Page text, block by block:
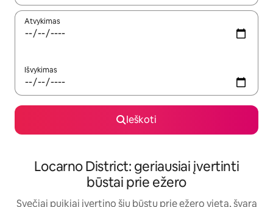
Atvykimas
Išvykimas
Ieškoti
Locarno District: geriausiai įvertinti
būstai prie ežero
Svečiai puikiai įvertino šių būstų prie ežero vietą, švarą